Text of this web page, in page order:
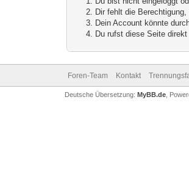
Dir fehlt die
Dein Account könnte
Du rufst diese Seite
Foren-Team Kontakt
Deutsche Übersetzung: MyBB.de,